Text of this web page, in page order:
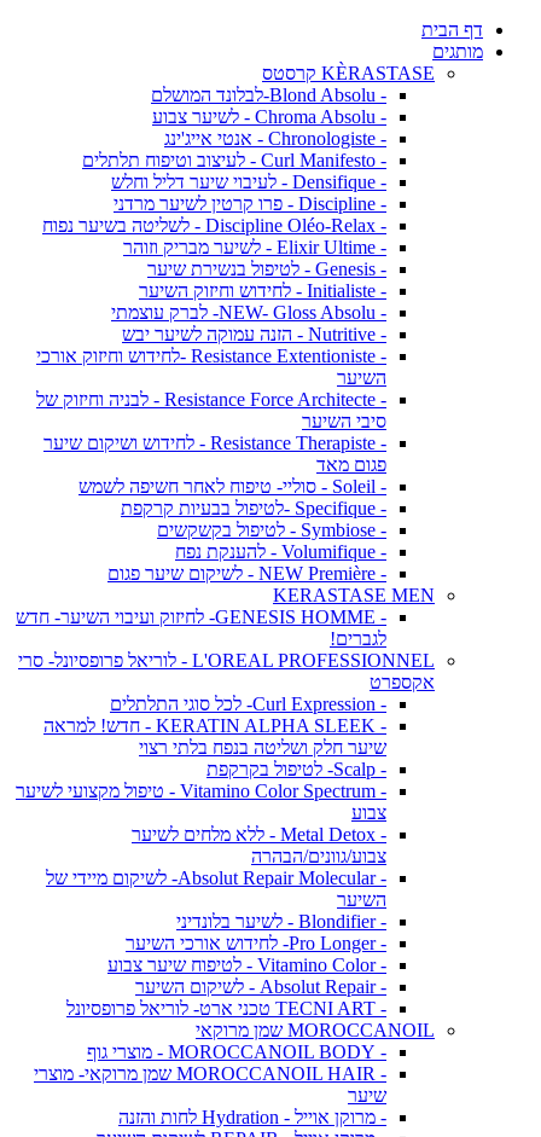
דף הבית
מותגים
KÈRASTASE קרסטס
- Blond Absolu-לבלונד המושלם
- Chroma Absolu - לשיער צבוע
- Chronologiste - אנטי אייג'ינג
- Curl Manifesto - לעיצוב וטיפוח תלתלים
- Densifique - לעיבוי שיער דליל וחלש
- Discipline - פרו קרטין לשיער מרדני
- Discipline Oléo-Relax - לשליטה בשיער נפוח
- Elixir Ultime - לשיער מבריק וזוהר
- Genesis - לטיפול בנשירת שיער
- Initialiste - לחידוש וחיזוק השיער
- NEW- Gloss Absolu- לברק עוצמתי
- Nutritive - הזנה עמוקה לשיער יבש
- Resistance Extentioniste -לחידוש וחיזוק אורכי
השיער
- Resistance Force Architecte - לבניה וחיזוק של
סיבי השיער
- Resistance Therapiste - לחידוש ושיקום שיער
פגום מאד
- Soleil - סוליי- טיפוח לאחר חשיפה לשמש
- Specifique -לטיפול בבעיות קרקפת
- Symbiose - לטיפול בקשקשים
- Volumifique - להענקת נפח
- NEW Première - לשיקום שיער פגום
KERASTASE MEN
- GENESIS HOMME- לחיזוק ועיבוי השיער- חדש
לגברים!
L'OREAL PROFESSIONNEL - לוריאל פרופסיונל- סרי
אקספרט
- Curl Expression- לכל סוגי התלתלים
- KERATIN ALPHA SLEEK - חדש! למראה
שיער חלק ושליטה בנפח בלתי רצוי
- Scalp- לטיפול בקרקפת
- Vitamino Color Spectrum - טיפול מקצועי לשיער
צבוע
- Metal Detox - ללא מלחים לשיער
צבוע/גוונים/הבהרה
- Absolut Repair Molecular- לשיקום מיידי של
השיער
- Blondifier - לשיער בלונדיני
- Pro Longer- לחידוש אורכי השיער
- Vitamino Color - לטיפוח שיער צבוע
- Absolut Repair - לשיקום השיער
- TECNI ART טכני ארט- לוריאל פרופסיונל
MOROCCANOIL שמן מרוקאי
- MOROCCANOIL BODY - מוצרי גוף
- MOROCCANOIL HAIR שמן מרוקאי- מוצרי
שיער
- מרוקן אוייל - Hydration לחות והזנה